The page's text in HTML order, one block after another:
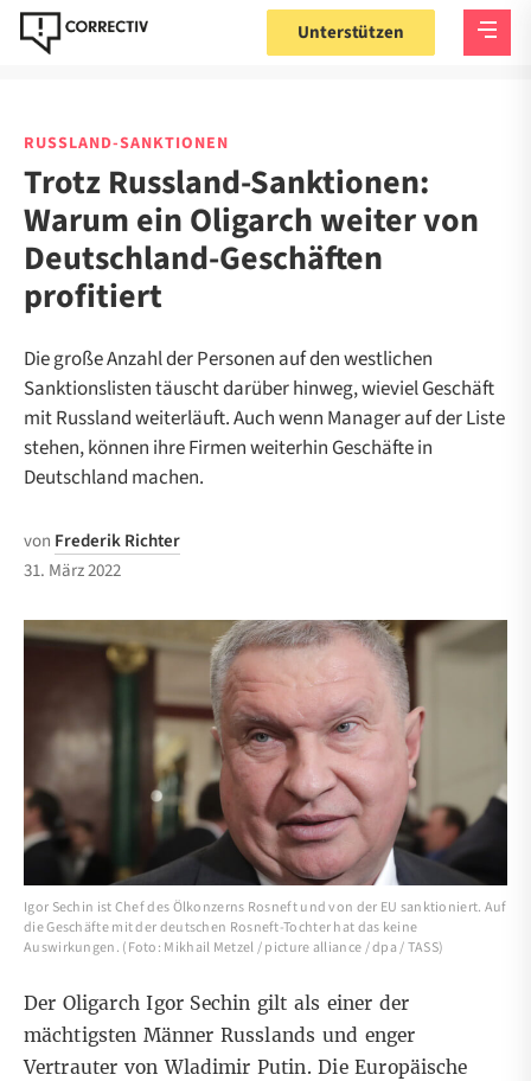
Unterstützen
RUSSLAND-SANKTIONEN
Trotz Russland-Sanktionen:
Warum ein Oligarch weiter von
Deutschland-Geschäften
profitiert
Die große Anzahl der Personen auf den westlichen
Sanktionslisten täuscht darüber hinweg, wieviel Geschäft
mit Russland weiterläuft. Auch wenn Manager auf der Liste
stehen, können ihre Firmen weiterhin Geschäfte in
Deutschland machen.
von Frederik Richter
31. März 2022
Igor Sechin ist Chef des Ölkonzerns Rosneft und von der EU sanktioniert. Auf
die Geschäfte mit der deutschen Rosneft-Tochter hat das keine
Auswirkungen. (Foto: Mikhail Metzel / picture alliance / dpa / TASS)
Der Oligarch Igor Sechin gilt als einer der
mächtigsten Männer Russlands und enger
Vertrauter von Wladimir Putin. Die Europäische